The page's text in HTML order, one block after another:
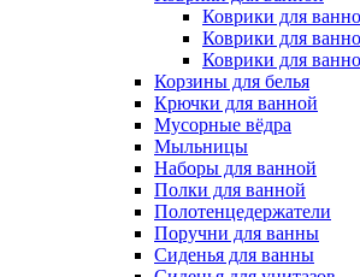
Коврики для
Коврики для
Коврики для
Корзины для белья
Крючки для ванной
Мусорные вёдра
Мыльницы
Наборы для ванной
Полки для ванной
Полотенцедержатели
Поручни для ванны
Сиденья для ванны